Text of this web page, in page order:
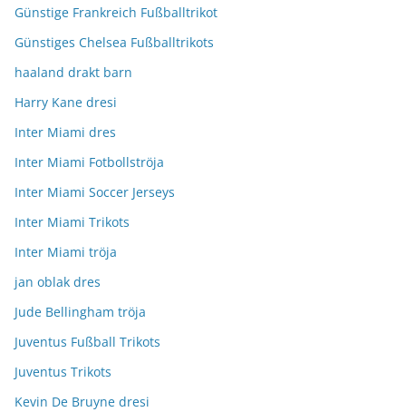
Günstige Frankreich Fußballtrikot
Günstiges Chelsea Fußballtrikots
haaland drakt barn
Harry Kane dresi
Inter Miami dres
Inter Miami Fotbollströja
Inter Miami Soccer Jerseys
Inter Miami Trikots
Inter Miami tröja
jan oblak dres
Jude Bellingham tröja
Juventus Fußball Trikots
Juventus Trikots
Kevin De Bruyne dresi